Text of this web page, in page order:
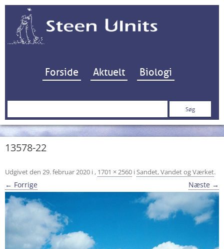
Hop til indhold
Forside Aktuelt Biologi
Søg
13578-22
Udgivet den 29. februar 2020 i , 1701 × 2560 iSandet, Vandet og Værket.
← Forrige Næste →